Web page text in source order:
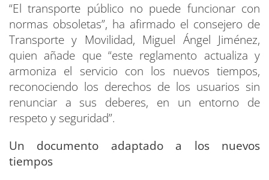
“El transporte público no puede funcionar con
normas obsoletas”, ha afirmado el consejero de
Transporte y Movilidad, Miguel Ángel Jiménez,
quien añade que “este reglamento actualiza y
armoniza el servicio con los nuevos tiempos,
reconociendo los derechos de los usuarios sin
renunciar a sus deberes, en un entorno de
respeto y seguridad”.
Un documento adaptado a los nuevos
tiempos